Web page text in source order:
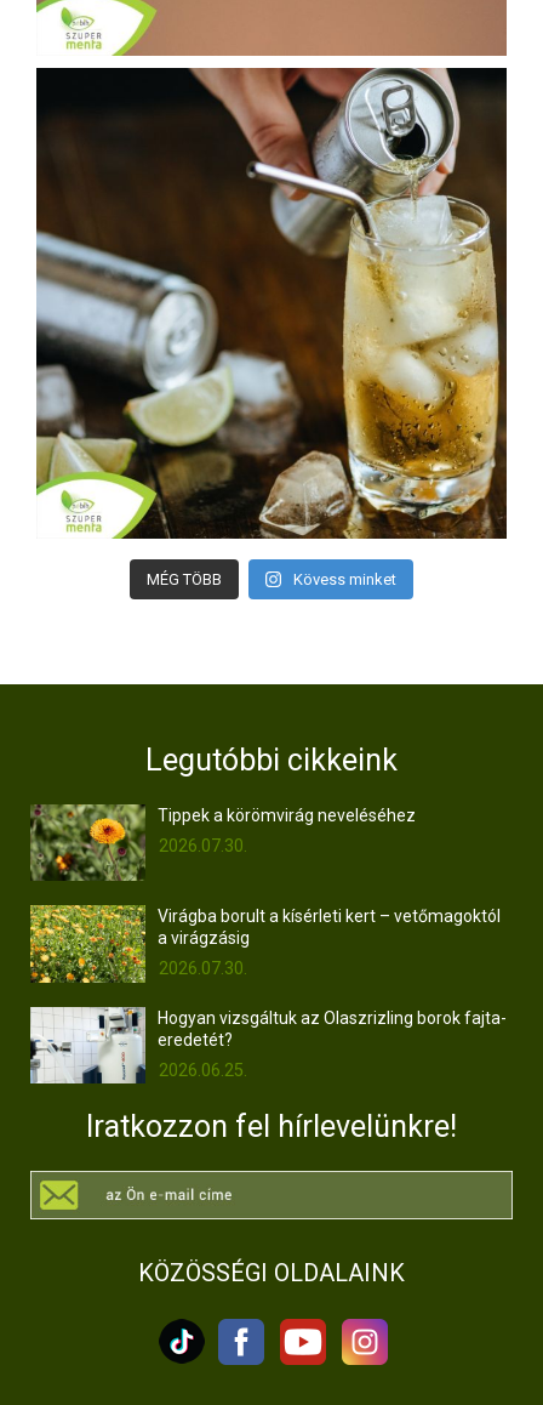
MÉG TÖBB Kövess minket
Legutóbbi cikkeink
Tippek a körömvirág neveléséhez
2026.07.30.
Virágba borult a kísérleti kert – vetőmagoktól
a virágzásig
2026.07.30.
Hogyan vizsgáltuk az Olaszrizling borok fajta-
eredetét?
2026.06.25.
Iratkozzon fel hírlevelünkre!
KÖZÖSSÉGI OLDALAINK